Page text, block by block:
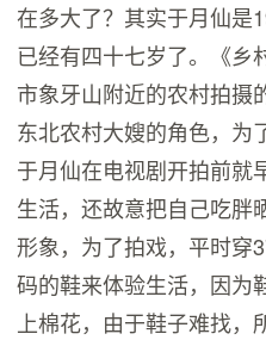
在多大了？其实于月仙是
已经有四十七岁了。《乡
市象牙山附近的农村拍摄
东北农村大嫂的角色，为
于月仙在电视剧开拍前就
生活，还故意把自己吃胖
形象，为了拍戏，平时穿
码的鞋来体验生活，因为
上棉花，由于鞋子难找，